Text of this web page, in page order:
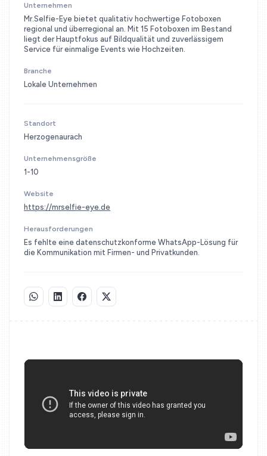
Unternehmen
Mr.Selfie-Eye bietet qualitativ hochwertige Fotoboxen
regional und überregional an. Mit 15 Fotoboxen im Bestand
liegt der Hauptfokus auf Bildqualität und zuverlässigem
Service für einmalige Events wie Hochzeiten.
Branche
Lokale Unternehmen
Standort
Herzogenaurach
Unternehmensgröße
1-10
Website
https://mrselfie-eye.de
Herausforderungen
Es fehlte eine datenschutzkonforme WhatsApp-Lösung für
die Kommunikation mit Firmen- und Privatkunden.